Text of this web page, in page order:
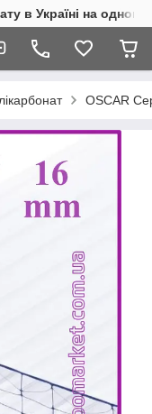
в Україні на одному
OSCAR